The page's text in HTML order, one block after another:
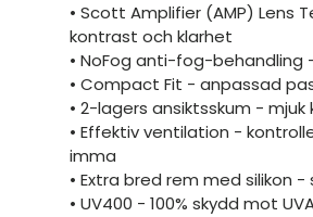
• Scott Amplifier (AMP) Lens
kontrast och klarhet
• NoFog anti-fog-
• Compact Fit - anpassad
• 2-lagers ansiktsskum -
• Effektiv ventilation -
imma
• Extra bred rem med
• UV400 - 100% skydd mot